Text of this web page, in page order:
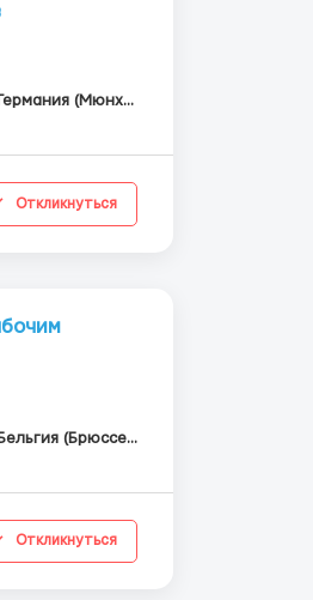
Германия (Мюнхен)
Откликнуться
Бельгия (Брюссель)
Откликнуться